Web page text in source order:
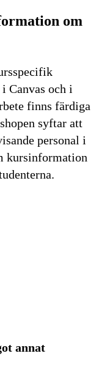
om
Canvas och i
finns färdiga
syftar att
personal i
kursinformation
annat